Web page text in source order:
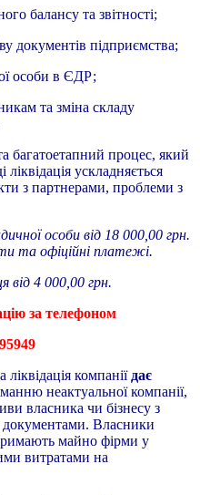
балансу та звітності;
документів підприємства;
особи в ЄДР;
та зміна складу
багатоетапний процес, який
ліквідація ускладняється
з партнерами, проблеми з
особи від 18 000,00 грн.
та офіційні платежі.
від 4 000,00 грн.
за телефоном
компанії дає
неактуальної компанії,
власника чи бізнесу з
документами. Власники
майно фірми у
витратами на